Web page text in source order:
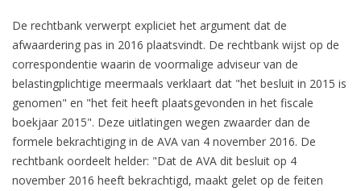
De rechtbank verwerpt expliciet het argument dat de
afwaardering pas in 2016 plaatsvindt. De rechtbank wijst op de
correspondentie waarin de voormalige adviseur van de
belastingplichtige meermaals verklaart dat "het besluit in 2015 is
genomen" en "het feit heeft plaatsgevonden in het fiscale
boekjaar 2015". Deze uitlatingen wegen zwaarder dan de
formele bekrachtiging in de AVA van 4 november 2016. De
rechtbank oordeelt helder: "Dat de AVA dit besluit op 4
november 2016 heeft bekrachtigd, maakt gelet op de feiten